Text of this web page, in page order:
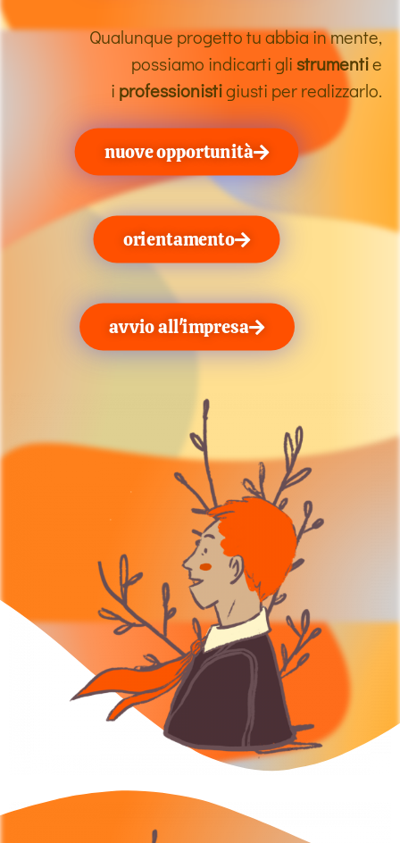
Qualunque progetto tu abbia in mente,
possiamo indicarti glistrumentie
i professionistigiusti per realizzarlo.
nuove opportunità
orientamento
avvio all'impresa